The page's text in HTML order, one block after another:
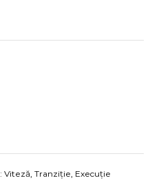
Tranziție, Execuție